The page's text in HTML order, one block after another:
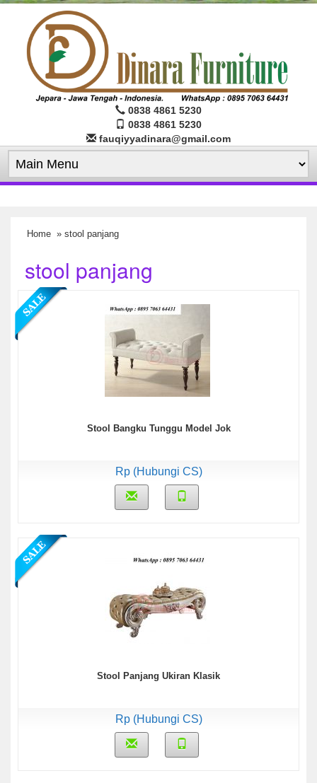
0838 4861 5230
0838 4861 5230
fauqiyyadinara@gmail.com
Home » stool panjang
stool panjang
Stool Bangku Tunggu Model Jok
Rp (Hubungi CS)
Stool Panjang Ukiran Klasik
Rp (Hubungi CS)